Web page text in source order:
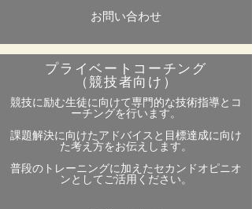
お問い合わせ
プライベートコーチング
​（競技者向け）
競技に励む生徒に向けて専門的な技術指導とコ
ーチングを行います。
課題解決に向けたアドバイスと目標達成に向け
た考え方をお伝えします。
普段のトレーニングに加えたセカンドオピニオ
ンとしてご活用ください。